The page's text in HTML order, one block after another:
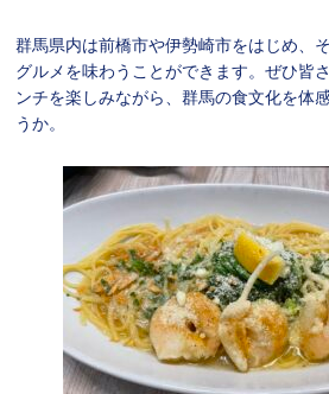
群馬県内は前橋市や伊勢崎市をはじめ、
グルメを味わうことができます。ぜひ皆
ンチを楽しみながら、群馬の食文化を体
うか。